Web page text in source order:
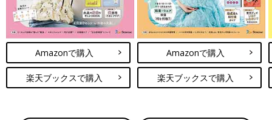
Amazonで購入
楽天ブックスで購入
Amazonで購入
楽天ブックスで購入